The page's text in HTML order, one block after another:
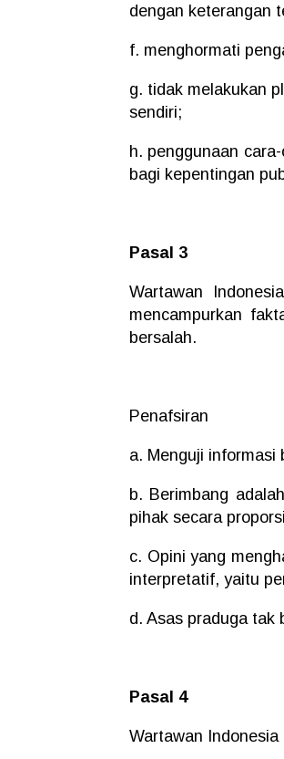
dengan keterangan
f. menghormati
g. tidak melakukan
sendiri;
h. penggunaan
bagi kepentingan
Pasal 3
Wartawan
mencampurkan
bersalah.
Penafsiran
a. Menguji informasi
b. Berimbang
pihak secara
c. Opini yang
interpretatif, yaitu
d. Asas praduga tak
Pasal 4
Wartawan